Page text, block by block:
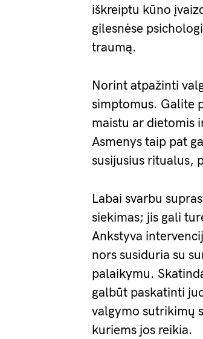
iškreiptu kūno
gilesnėse
traumą.
Norint atpažinti
simptomus. Galite
maistu ar dietomis
Asmenys taip pat
susijusius ritualus,
Labai svarbu
siekimas; jis gali
Ankstyva
nors susiduria su
palaikymu.
galbūt paskatinti
valgymo sutrikimų
kuriems jos reikia.